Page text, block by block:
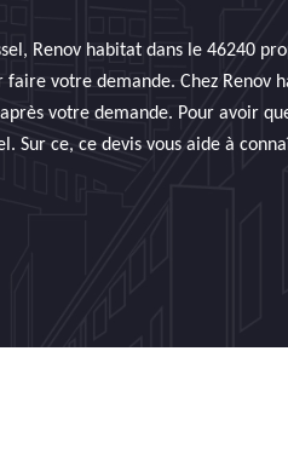
Renov habitat dans le 46240
votre demande. Chez Renov
votre demande. Pour avoir
Sur ce, ce devis vous aide à